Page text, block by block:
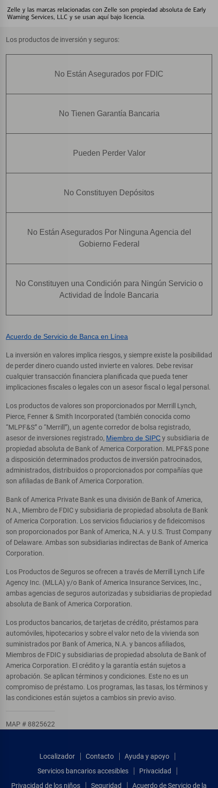
Zelle y las marcas relacionadas con Zelle son propiedad absoluta de Early
Warning Services, LLC y se usan aquí bajo licencia.
Los productos de inversión y seguros:
No Están Asegurados por FDIC
No Tienen Garantía Bancaria
Pueden Perder Valor
No Constituyen Depósitos
No Están Asegurados Por Ninguna Agencia del
Gobierno Federal
No Constituyen una Condición para Ningún Servicio o
Actividad de Índole Bancaria
Acuerdo de Servicio de Banca en Línea
La inversión en valores implica riesgos, y siempre existe la posibilidad
de perder dinero cuando usted invierte en valores. Debe revisar
cualquier transacción financiera planificada que pueda tener
implicaciones fiscales o legales con un asesor fiscal o legal personal.
Los productos de valores son proporcionados por Merrill Lynch,
Pierce, Fenner & Smith Incorporated (también conocida como
“MLPF&S” o “Merrill”), un agente corredor de bolsa registrado,
asesor de inversiones registrado, Miembro de SIPCy subsidiaria de
propiedad absoluta de Bank of America Corporation. MLPF&S pone
a disposición determinados productos de inversión patrocinados,
administrados, distribuidos o proporcionados por compañías que
son afiliadas de Bank of America Corporation.
Bank of America Private Bank es una división de Bank of America,
N.A., Miembro de FDIC y subsidiaria de propiedad absoluta de Bank
of America Corporation. Los servicios fiduciarios y de fideicomisos
son proporcionados por Bank of America, N.A. y U.S. Trust Company
of Delaware. Ambas son subsidiarias indirectas de Bank of America
Corporation.
Los Productos de Seguros se ofrecen a través de Merrill Lynch Life
Agency Inc. (MLLA) y/o Bank of America Insurance Services, Inc.,
ambas agencias de seguros autorizadas y subsidiarias de propiedad
absoluta de Bank of America Corporation.
Los productos bancarios, de tarjetas de crédito, préstamos para
automóviles, hipotecarios y sobre el valor neto de la vivienda son
suministrados por Bank of America, N.A. y bancos afiliados,
Miembros de FDIC y subsidiarias de propiedad absoluta de Bank of
America Corporation. El crédito y la garantía están sujetos a
aprobación. Se aplican términos y condiciones. Este no es un
compromiso de préstamo. Los programas, las tasas, los términos y
las condiciones están sujetos a cambios sin previo aviso.
MAP # 8825622
Localizador Contacto
Ayuda y apoyo
Servicios bancarios accesibles
Privacidad
Privacidad de los niños
Seguridad Acuerdo de Servicio de la